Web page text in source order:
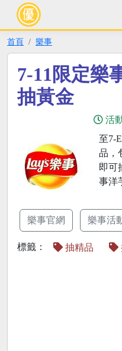
首頁 樂事
7-11限定樂
抽黃金
活
至7-
品，
即可
事洋
樂事官網 樂事活
標籤： 抽精品